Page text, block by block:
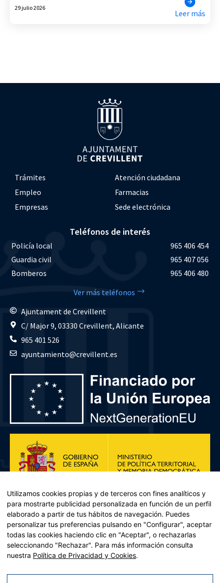
29 julio 2026
Leer más
Trámites
Atención ciudadana
Empleo
Farmacias
Empresas
Sede electrónica
Teléfonos de interés
Policía local
965 406 454
Guardia civil
965 407 056
Bomberos
965 406 480
Ver más teléfonos
Ajuntament de Crevillent
C/ Major 9, 03330 Crevillent, Alicante
965 401 526
ayuntamiento@crevillent.es
Plan de Recuperación, Transformación y Resiliencia – Financiado por
Recuperación y resiliencia, establecido por el Reglamento (UE)
Utilizamos cookies propias y de terceros con fines analíticos y
para mostrarte publicidad personalizada en función de un perfil
elaborado a partir de tus hábitos de navegación. Puedes
personalizar tus preferencias pulsando en "Configurar", aceptar
todas las cookies haciendo clic en "Aceptar", o rechazarlas
seleccionando "Rechazar". Para más información consulta
nuestra Política de Privacidad y Cookies.